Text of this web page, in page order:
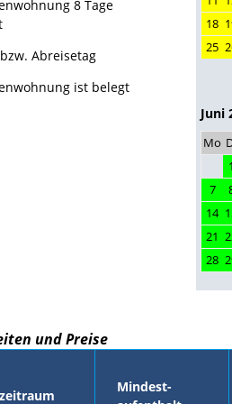
8 Tage
Abreisetag
ist belegt
18
25
Juni
Mo
1
7
14
21
28
und Preise
Mindest-